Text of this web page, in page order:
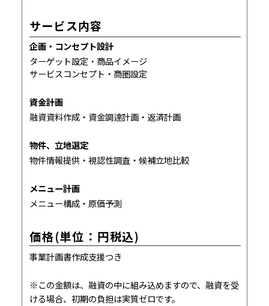
サービス内容
企画・コンセプト設計
ターゲット設定・商品イメージ
サービスコンセプト・商圏設定
資金計画
融資資料作成・資金調達計画・返済計画
物件、立地選定
物件情報提供・視認性調査・候補立地比較
メニュー計画
メニュー構成・原価予測
価格(単位：円税込)
事業計画書作成支援つき
※この金額は、融資の中に組み込めますので、融資を受
ける場合、初期の負担は実質ゼロです。